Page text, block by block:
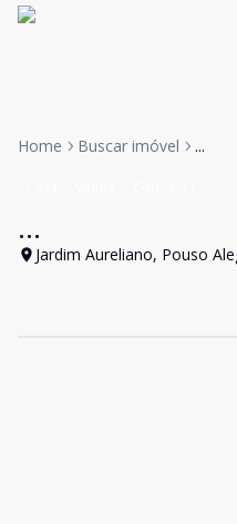
Home Buscar imóvel ...
...
Jardim Aureliano, Pouso